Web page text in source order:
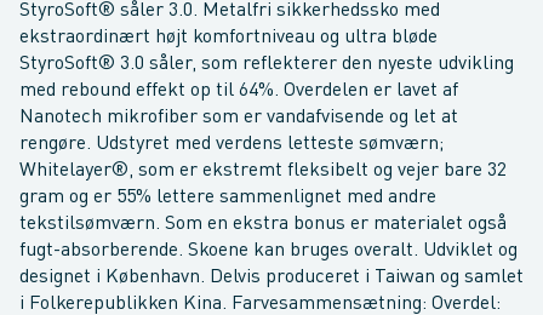
StyroSoft® såler 3.0. Metalfri sikkerhedssko med
ekstraordinært højt komfortniveau og ultra bløde
StyroSoft® 3.0 såler, som reflekterer den nyeste udvikling
med rebound effekt op til 64%. Overdelen er lavet af
Nanotech mikrofiber som er vandafvisende og let at
rengøre. Udstyret med verdens letteste sømværn;
Whitelayer®, som er ekstremt fleksibelt og vejer bare 32
gram og er 55% lettere sammenlignet med andre
tekstilsømværn. Som en ekstra bonus er materialet også
fugt-absorberende. Skoene kan bruges overalt. Udviklet og
designet i København. Delvis produceret i Taiwan og samlet
i Folkerepublikken Kina. Farvesammensætning: Overdel: